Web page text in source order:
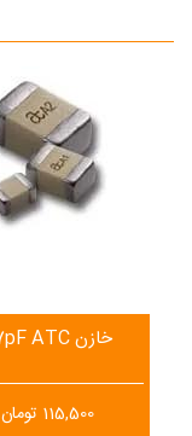
خازن 47pF ATC
115,500 تومان